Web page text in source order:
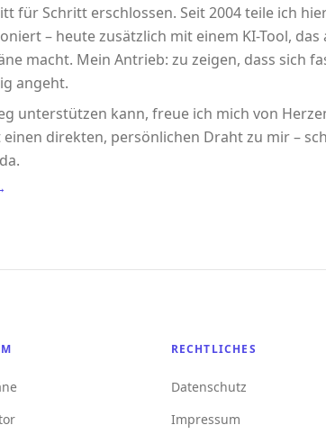
für Schritt erschlossen. Seit 2004 teile ich
– heute zusätzlich mit einem KI-Tool, das
macht. Mein Antrieb: zu zeigen, dass sich
angeht.
unterstützen kann, freue ich mich von
direkten, persönlichen Draht zu mir –
RECHTLICHES
Datenschutz
Impressum